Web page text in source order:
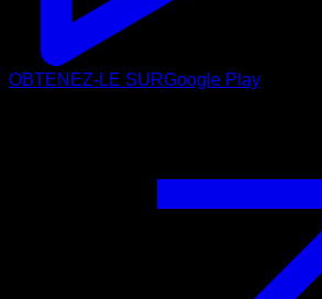
OBTENEZ-LE SURGoogle Play